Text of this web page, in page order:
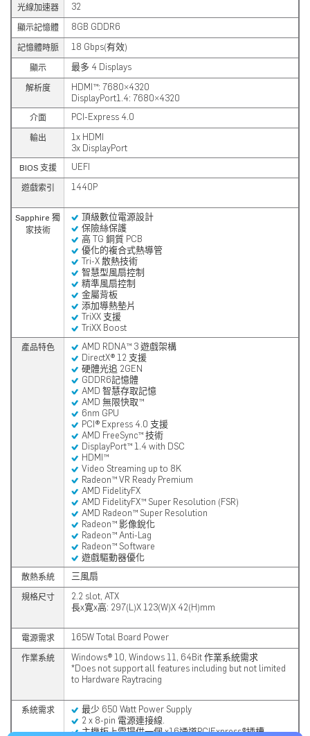
光線加速器 32
顯示記憶體 8GB GDDR6
記憶體時脈 18 Gbps(有效)
顯示 最多 4 Displays
解析度
HDMI™: 7680×4320
DisplayPort1.4: 7680×4320
介面 PCI-Express 4.0
輸出
1x HDMI
3x DisplayPort
BIOS 支援 UEFI
遊戲索引 1440P
Sapphire 獨
家技術
頂級數位電源設計
保險絲保護
高 TG 銅質 PCB
優化的複合式熱導管
Tri-X 散熱技術
智慧型風扇控制
精準風扇控制
金屬背板
添加導熱墊片
TriXX 支援
TriXX Boost
產品特色
AMD RDNA™ 3 遊戲架構
DirectX® 12 支援
硬體光追 2GEN
GDDR6記憶體
AMD 智慧存取記憶
AMD 無限快取™
6nm GPU
PCI® Express 4.0 支援
AMD FreeSync™ 技術
DisplayPort™ 1.4 with DSC
HDMI™
Video Streaming up to 8K
Radeon™ VR Ready Premium
AMD FidelityFX
AMD FidelityFX™ Super Resolution (FSR)
AMD Radeon™ Super Resolution
Radeon™ 影像銳化
Radeon™ Anti-Lag
Radeon™ Software
遊戲驅動器優化
散熱系統 三風扇
規格尺寸
2.2 slot, ATX
長x寛x高: 297(L)X 123(W)X 42(H)mm
電源需求 165W Total Board Power
作業系統
Windows® 10, Windows 11, 64Bit 作業系統需求
*Does not support all features including but not limited
to Hardware Raytracing
系統需求
最少 650 Watt Power Supply
2 x 8-pin 電源連接線.
主機板上需提供一個 x16通道PCIExpress®插槽